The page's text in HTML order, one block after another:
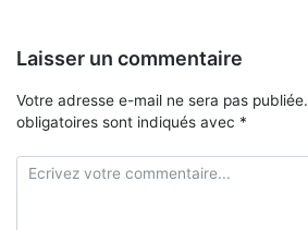
Laisser un commentaire
Votre adresse e-mail ne sera pas publiée.
obligatoires sont indiqués avec *